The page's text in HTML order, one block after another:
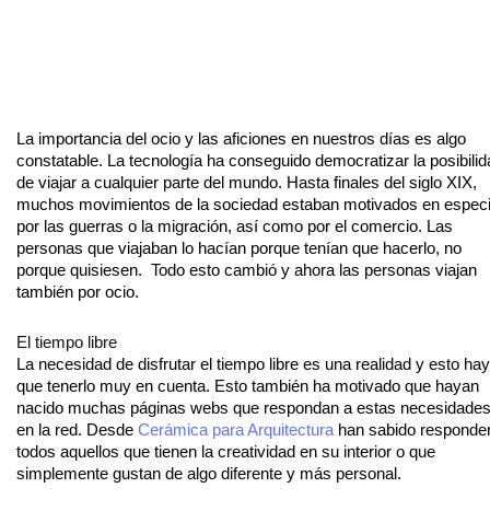
La importancia del ocio y las aficiones en nuestros días es algo
constatable. La tecnología ha conseguido democratizar la
de viajar a cualquier parte del mundo. Hasta finales del siglo XIX,
muchos movimientos de la sociedad estaban motivados en
por las guerras o la migración, así como por el comercio. Las
personas que viajaban lo hacían porque tenían que hacerlo, no
porque quisiesen. Todo esto cambió y ahora las personas viajan
también por ocio.
El tiempo libre
La necesidad de disfrutar el tiempo libre es una realidad y esto hay
que tenerlo muy en cuenta. Esto también ha motivado que hayan
nacido muchas páginas webs que respondan a estas necesidades
en la red. Desde Cerámica para Arquitecturahan sabido
todos aquellos que tienen la creatividad en su interior o que
simplemente gustan de algo diferente y más personal.